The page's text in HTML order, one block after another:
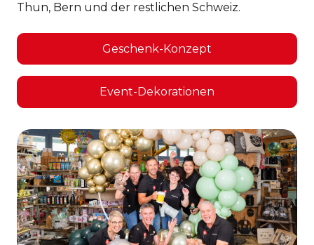
Thun, Bern und der restlichen Schweiz.
Geschenk-Konzept
Event-Dekorationen